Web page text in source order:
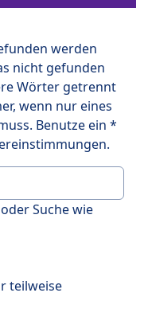
werden
nicht gefunden
Wörter getrennt
wenn nur eines
Benutze ein *
Suche wie
teilweise